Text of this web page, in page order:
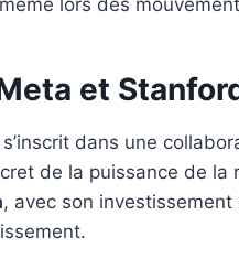
et
dans une
de la puissance de
, avec son